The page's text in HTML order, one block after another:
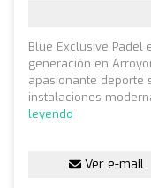
Blue Exclusive Padel
generación en
apasionante deporte
instalaciones
leyendo
Ver e-mail